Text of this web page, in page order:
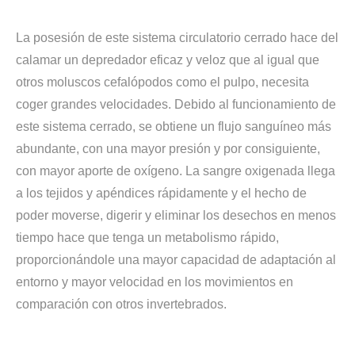
La posesión de este sistema circulatorio cerrado hace del
calamar un depredador eficaz y veloz que al igual que
otros moluscos cefalópodos como el pulpo, necesita
coger grandes velocidades. Debido al funcionamiento de
este sistema cerrado, se obtiene un flujo sanguíneo más
abundante, con una mayor presión y por consiguiente,
con mayor aporte de oxígeno. La sangre oxigenada llega
a los tejidos y apéndices rápidamente y el hecho de
poder moverse, digerir y eliminar los desechos en menos
tiempo hace que tenga un metabolismo rápido,
proporcionándole una mayor capacidad de adaptación al
entorno y mayor velocidad en los movimientos en
comparación con otros invertebrados.